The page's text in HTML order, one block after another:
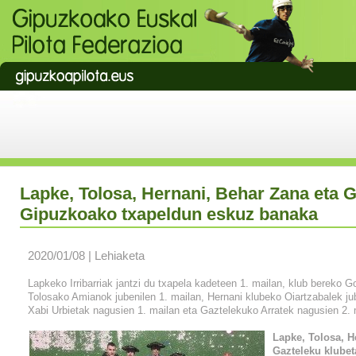
Lapke, Tolosa, Hernani, Behar Zana eta
Gipuzkoako txapeldun eskuz banaka
2020/01/08 | Lehiaketa
Lapkeko Irribarriak jantzi du txapela kadeteen 1. mailan, klub bereko
Tolosako Amianok jubenilen 1. mailan, Hernani klubeko Oiartzabalek
Xabi Urbietak nagusien 1. mailan eta Gaztelekuko Arratek nagusien 2.
Lapke, Tolosa,
Gazteleku